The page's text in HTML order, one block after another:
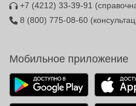
+7 (4212) 33-39-91
8 (800) 775-08-60
Мобильное приложение